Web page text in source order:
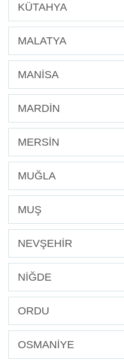
KÜTAHYA
MALATYA
MANİSA
MARDİN
MERSİN
MUĞLA
MUŞ
NEVŞEHİR
NİĞDE
ORDU
OSMANİYE